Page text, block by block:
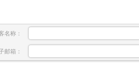
名称：
邮箱：